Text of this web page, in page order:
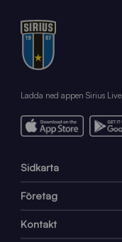
Ladda ned appen Sirius Live
Sidkarta
Företag
Kontakt